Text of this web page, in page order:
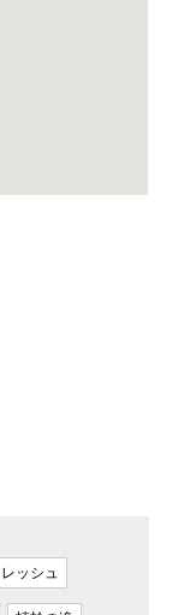
ッシュ